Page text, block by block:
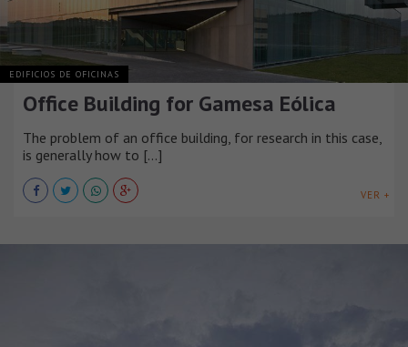
EDIFICIOS DE OFICINAS
Office Building for Gamesa Eólica
The problem of an office building, for research in this case,
is generally how to [...]
VER +